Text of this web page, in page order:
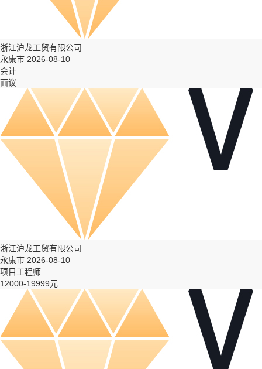
浙江沪龙工贸有限公司
永康市 2026-08-10
会计
面议
浙江沪龙工贸有限公司
永康市 2026-08-10
项目工程师
12000-19999元